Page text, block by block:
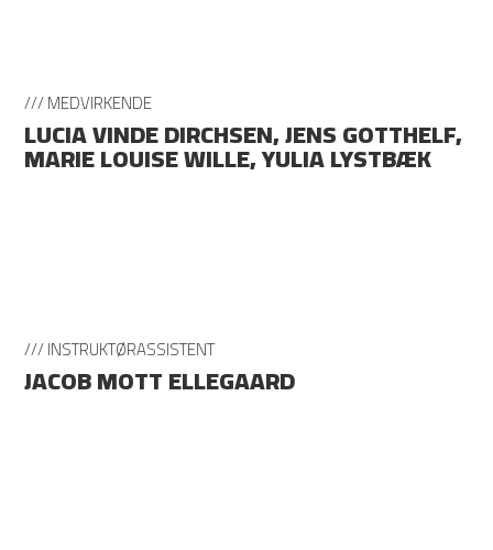
/// MEDVIRKENDE
LUCIA VINDE DIRCHSEN, JENS GOTTHELF,
MARIE LOUISE WILLE, YULIA LYSTBÆK
/// INSTRUKTØRASSISTENT
JACOB MOTT ELLEGAARD